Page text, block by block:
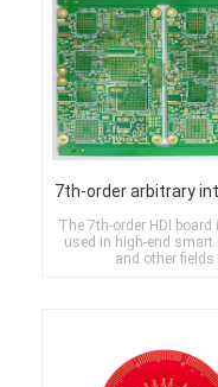
The 7th-order HDI board
used in high-end smart
and other fields